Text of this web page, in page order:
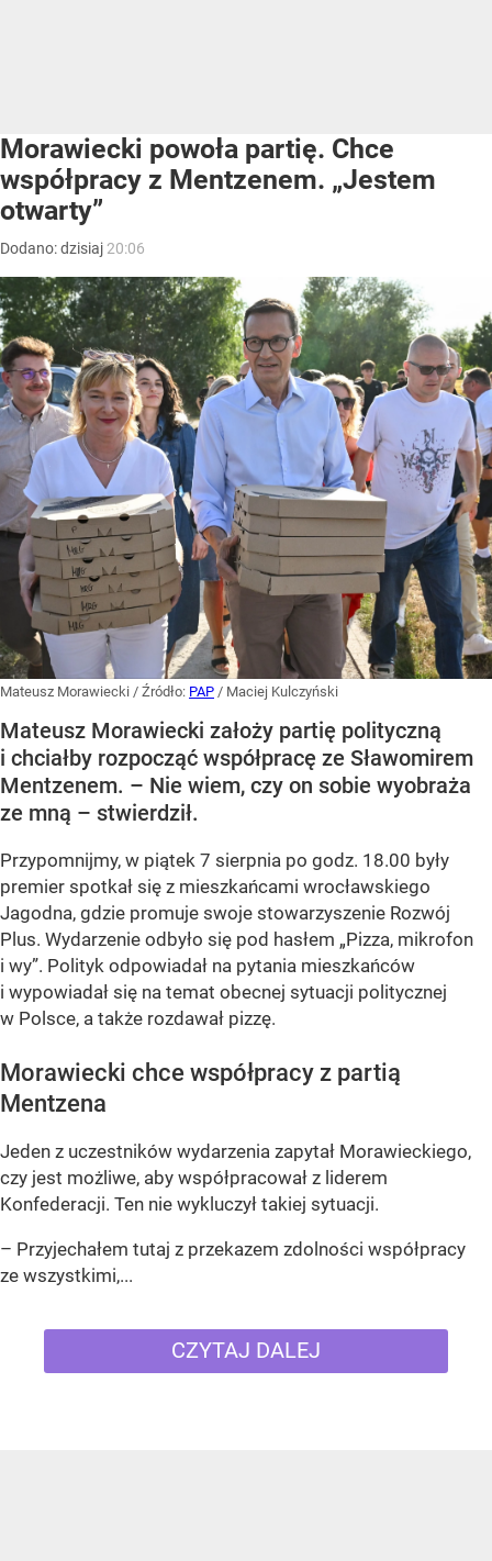
Morawiecki powoła partię. Chce
współpracy z Mentzenem. „Jestem
otwarty”
Dodano:dzisiaj 20:06
Mateusz Morawiecki / Źródło: PAP / Maciej Kulczyński
Mateusz Morawiecki założy partię polityczną
i chciałby rozpocząć współpracę ze Sławomirem
Mentzenem. – Nie wiem, czy on sobie wyobraża
ze mną – stwierdził.
Przypomnijmy, w piątek 7 sierpnia po godz. 18.00 były
premier spotkał się z mieszkańcami wrocławskiego
Jagodna, gdzie promuje swoje stowarzyszenie Rozwój
Plus. Wydarzenie odbyło się pod hasłem „Pizza, mikrofon
i wy”. Polityk odpowiadał na pytania mieszkańców
i wypowiadał się na temat obecnej sytuacji politycznej
w Polsce, a także rozdawał pizzę.
Morawiecki chce współpracy z partią
Mentzena
Jeden z uczestników wydarzenia zapytał Morawieckiego,
czy jest możliwe, aby współpracował z liderem
Konfederacji. Ten nie wykluczył takiej sytuacji.
– Przyjechałem tutaj z przekazem zdolności współpracy
ze wszystkimi,...
CZYTAJ DALEJ